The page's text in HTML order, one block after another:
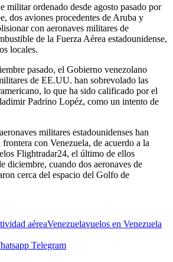
militar ordenado desde agosto pasado por
dos aviones procedentes de Aruba y
con aeronaves militares de
de la Fuerza Aérea estadounidense,
locales.
pasado, el Gobierno venezolano
de EE.UU. han sobrevolado las
lo que ha sido calificado por el
Padrino Lopéz, como un intento de
militares estadounidenses han
con Venezuela, de acuerdo a la
Flightradar24, el último de ellos
diciembre, cuando dos aeronaves de
cerca del espacio del Golfo de
aéreaVenezuelavuelos en Venezuela
Telegram